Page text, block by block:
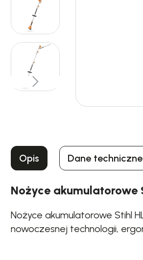
Opis Dane techniczne
Nożyce akumulatorowe
Nożyce akumulatorowe Stihl
nowoczesnej technologii,